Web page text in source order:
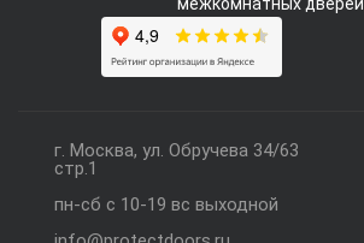
г. Москва, ул. Обручева 34/63
стр.1
пн-сб с 10-19 вс выходной